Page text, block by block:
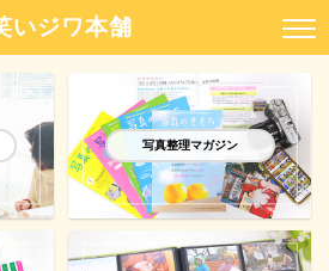
いジワ本舗
写真整理マガジン